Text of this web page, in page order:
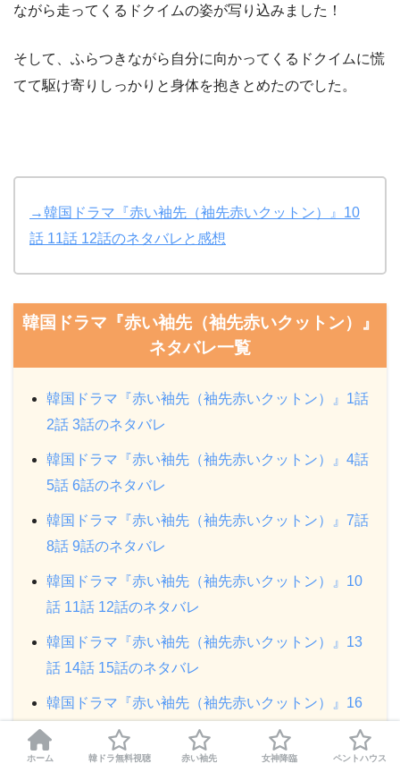
ながら走ってくるドクイムの姿が写り込みました！
そして、ふらつきながら自分に向かってくるドクイムに慌
てて駆け寄りしっかりと身体を抱きとめたのでした。
→韓国ドラマ『赤い袖先（袖先赤いクットン）』10
話 11話 12話のネタバレと感想
韓国ドラマ『赤い袖先（袖先赤いクットン）』
ネタバレ一覧
韓国ドラマ『赤い袖先（袖先赤いクットン）』1話
2話 3話のネタバレ
韓国ドラマ『赤い袖先（袖先赤いクットン）』4話
5話 6話のネタバレ
韓国ドラマ『赤い袖先（袖先赤いクットン）』7話
8話 9話のネタバレ
韓国ドラマ『赤い袖先（袖先赤いクットン）』10
話 11話 12話のネタバレ
韓国ドラマ『赤い袖先（袖先赤いクットン）』13
話 14話 15話のネタバレ
韓国ドラマ『赤い袖先（袖先赤いクットン）』16
話 17話（最終回）のネタバレ
ホーム 韓ドラ無料視聴 赤い袖先 女神降臨 ペントハウス